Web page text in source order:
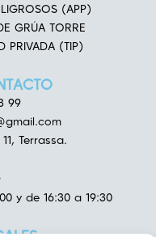
(APP)
GRÚA TORRE
PRIVADA (TIP)
99
Terrassa.
y de 16:30 a 19:30